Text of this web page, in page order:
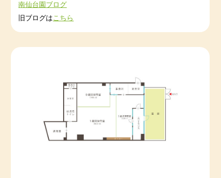
2022-10-01 2022年9月度
南仙台園ブログ
旧ブログは こちら